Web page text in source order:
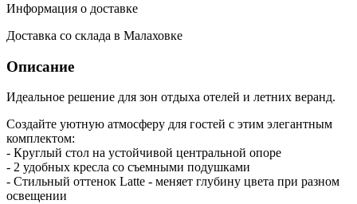
Информация о доставке
Доставка со склада в Малаховке
Описание
Идеальное решение для зон отдыха отелей и летних веранд.
Создайте уютную атмосферу для гостей с этим элегантным
комплектом:
- Круглый стол на устойчивой центральной опоре
- 2 удобных кресла со съемными подушками
- Стильный оттенок Latte - меняет глубину цвета при разном
освещении